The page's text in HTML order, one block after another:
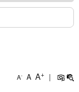
A- A A+ |